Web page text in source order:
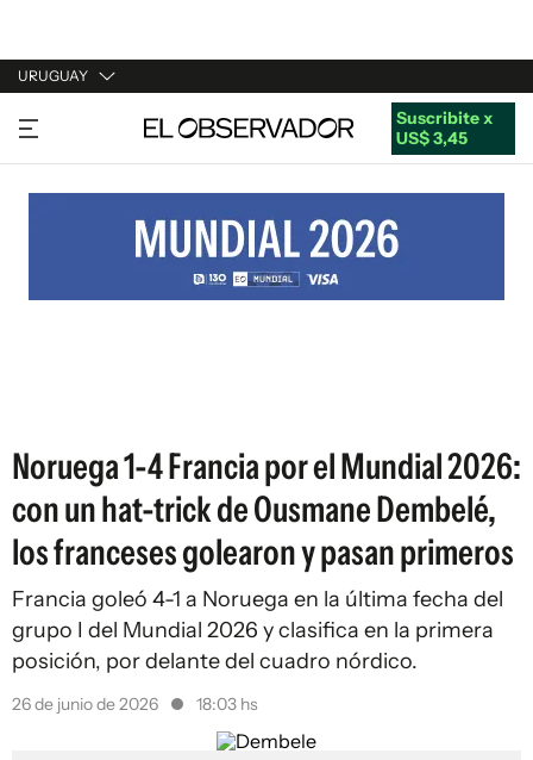
URUGUAY
URUGUAY
ARGENTINA
ESTADOS UNIDOS
Suscribite x
US$ 3,45
Noruega 1-4 Francia por el Mundial 2026:
con un hat-trick de Ousmane Dembelé,
los franceses golearon y pasan primeros
Francia goleó 4-1 a Noruega en la última fecha del
grupo I del Mundial 2026 y clasifica en la primera
posición, por delante del cuadro nórdico.
26 de junio de 2026 18:03 hs